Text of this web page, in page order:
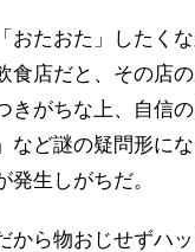
おたおた」したく
食店だと、その店
きがちな上、自信
など謎の疑問形に
発生しがちだ。
から物おじせずハ